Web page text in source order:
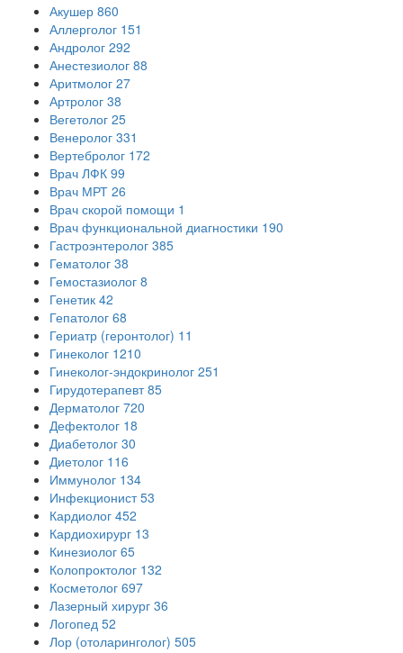
Акушер 860
Аллерголог 151
Андролог 292
Анестезиолог 88
Аритмолог 27
Артролог 38
Вегетолог 25
Венеролог 331
Вертебролог 172
Врач ЛФК 99
Врач МРТ 26
Врач скорой помощи 1
Врач функциональной диагностики 190
Гастроэнтеролог 385
Гематолог 38
Гемостазиолог 8
Генетик 42
Гепатолог 68
Гериатр (геронтолог) 11
Гинеколог 1210
Гинеколог-эндокринолог 251
Гирудотерапевт 85
Дерматолог 720
Дефектолог 18
Диабетолог 30
Диетолог 116
Иммунолог 134
Инфекционист 53
Кардиолог 452
Кардиохирург 13
Кинезиолог 65
Колопроктолог 132
Косметолог 697
Лазерный хирург 36
Логопед 52
Лор (отоларинголог) 505